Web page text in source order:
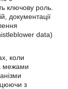
ключову роль.
документації
data)
коли
межами
з